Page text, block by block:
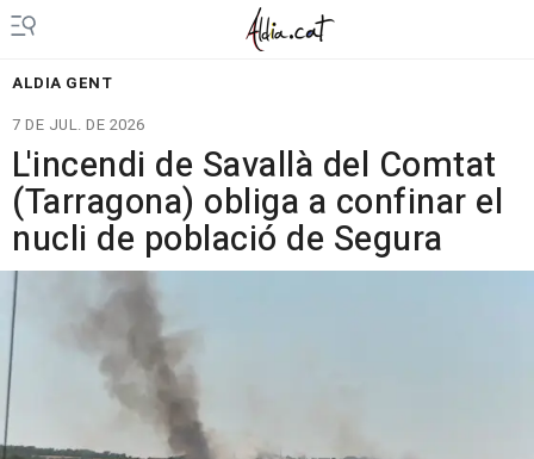
ALDIA GENT
7 DE JUL. DE 2026
L'incendi de Savallà del Comtat
(Tarragona) obliga a confinar el
nucli de població de Segura